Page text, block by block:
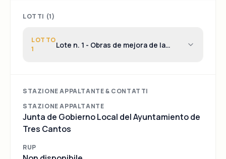
LOTTI (1)
LOTTO
1
Lote n. 1 - Obras de mejora de la
Foresta en Tres Cantos (Madrid)
STAZIONE APPALTANTE & CONTATTI
STAZIONE APPALTANTE
Junta de Gobierno Local del Ayuntamiento de
Tres Cantos
RUP